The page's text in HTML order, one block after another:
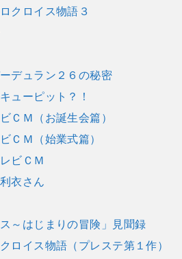
クロイス物語３
デュラン２６の秘密
ューピット？！
ＣＭ（お誕生会篇）
ＣＭ（始業式篇）
ビＣＭ
衣さん
～はじまりの冒険」見聞録
ロイス物語（プレステ第１作）